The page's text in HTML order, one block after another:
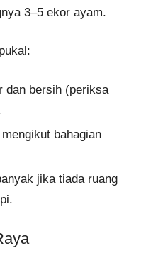
3–5 ekor ayam.
dan bersih (periksa
bahagian
jika tiada ruang